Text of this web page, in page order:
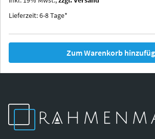
Iowa
Lieferzeit: 6-8 Tage*
Zum Warenkorb